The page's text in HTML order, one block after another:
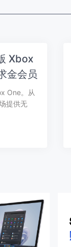
Xbox
金会员
One。从
提供无